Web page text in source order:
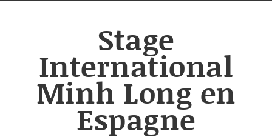
Stage
International
Minh Long en
Espagne